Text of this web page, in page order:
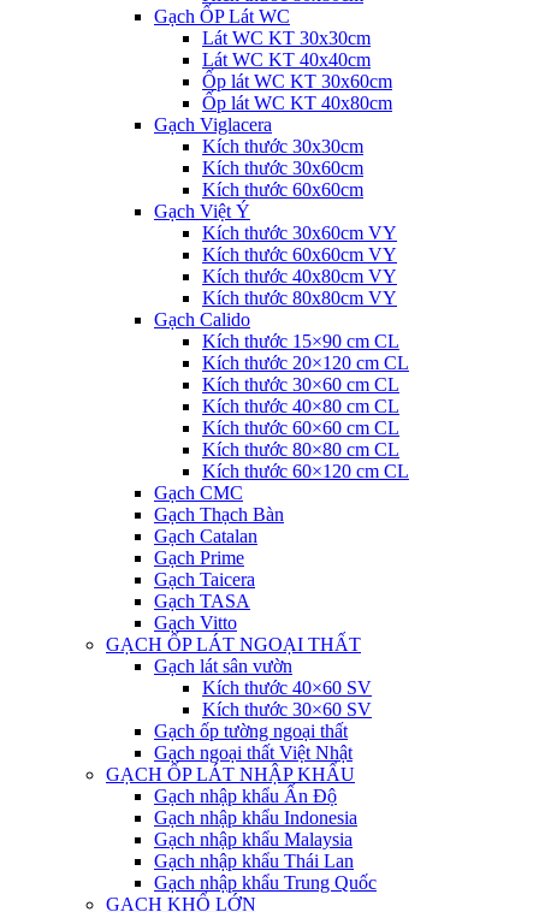
Gạch ỐP Lát WC
Lát WC KT 30x30cm
Lát WC KT 40x40cm
Ốp lát WC KT 30x60cm
Ốp lát WC KT 40x80cm
Gạch Viglacera
Kích thước 30x30cm
Kích thước 30x60cm
Kích thước 60x60cm
Gạch Việt Ý
Kích thước 30x60cm VY
Kích thước 60x60cm VY
Kích thước 40x80cm VY
Kích thước 80x80cm VY
Gạch Calido
Kích thước 15×90 cm CL
Kích thước 20×120 cm CL
Kích thước 30×60 cm CL
Kích thước 40×80 cm CL
Kích thước 60×60 cm CL
Kích thước 80×80 cm CL
Kích thước 60×120 cm CL
Gạch CMC
Gạch Thạch Bàn
Gạch Catalan
Gạch Prime
Gạch Taicera
Gạch TASA
Gạch Vitto
GẠCH ỐP LÁT NGOẠI THẤT
Gạch lát sân vườn
Kích thước 40×60 SV
Kích thước 30×60 SV
Gạch ốp tường ngoại thất
Gạch ngoại thất Việt Nhật
GẠCH ỐP LÁT NHẬP KHẨU
Gạch nhập khẩu Ấn Độ
Gạch nhập khẩu Indonesia
Gạch nhập khẩu Malaysia
Gạch nhập khẩu Thái Lan
Gạch nhập khẩu Trung Quốc
GẠCH KHỔ LỚN